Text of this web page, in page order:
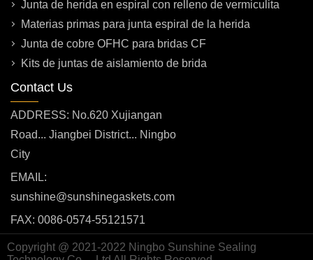
Junta de herida en espiral con relleno de vermiculita
Materias primas para junta espiral de la herida
Junta de cobre OFHC para bridas CF
Kits de juntas de aislamiento de brida
Contact Us
ADDRESS: No.620 Xujiangan
Road... Jiangbei District... Ningbo
City
EMAIL:
sunshine@sunshinegaskets.com
FAX: 0086-0574-55121571
Copyright @ 2021-2022 Ningbo Sunshine Sealing